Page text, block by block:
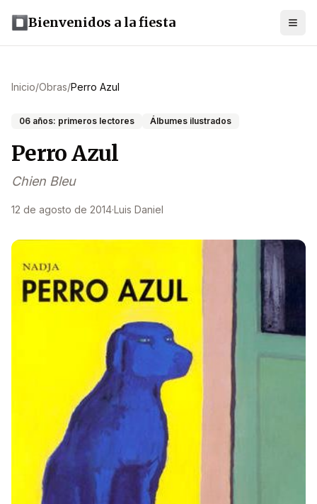
Bienvenidos a la fiesta
Inicio/Obras/Perro Azul
06 años: primeros lectores Álbumes ilustrados
Perro Azul
Chien Bleu
12 de agosto de 2014·Luis Daniel